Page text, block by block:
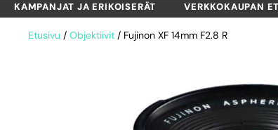
KAMPANJAT JA ERIKOISERÄT VERKKOKAUPAN
Etusivu / Objektiivit / Fujinon XF 14mm F2.8 R